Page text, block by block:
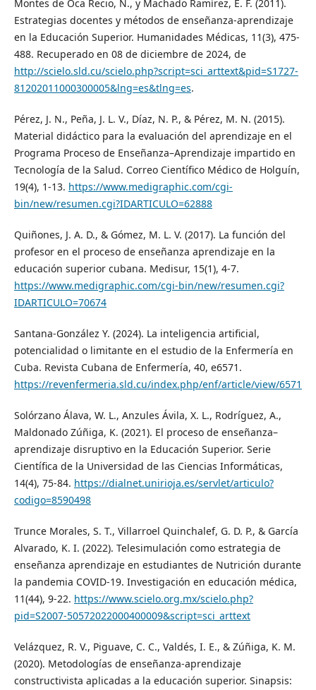
Montes de Oca Recio, N., y Machado Ramírez, E. F. (2011).
Estrategias docentes y métodos de enseñanza-aprendizaje
en la Educación Superior. Humanidades Médicas, 11(3), 475-
488. Recuperado en 08 de diciembre de 2024, de
http://scielo.sld.cu/scielo.php?script=sci_arttext&pid=S1727-
81202011000300005&lng=es&tlng=es.
Pérez, J. N., Peña, J. L. V., Díaz, N. P., & Pérez, M. N. (2015).
Material didáctico para la evaluación del aprendizaje en el
Programa Proceso de Enseñanza–Aprendizaje impartido en
Tecnología de la Salud. Correo Científico Médico de Holguín,
19(4), 1-13. https://www.medigraphic.com/cgi-
bin/new/resumen.cgi?IDARTICULO=62888
Quiñones, J. A. D., & Gómez, M. L. V. (2017). La función del
profesor en el proceso de enseñanza aprendizaje en la
educación superior cubana. Medisur, 15(1), 4-7.
https://www.medigraphic.com/cgi-bin/new/resumen.cgi?
IDARTICULO=70674
Santana-González Y. (2024). La inteligencia artificial,
potencialidad o limitante en el estudio de la Enfermería en
Cuba. Revista Cubana de Enfermería, 40, e6571.
https://revenfermeria.sld.cu/index.php/enf/article/view/6571
Solórzano Álava, W. L., Anzules Ávila, X. L., Rodríguez, A.,
Maldonado Zúñiga, K. (2021). El proceso de enseñanza–
aprendizaje disruptivo en la Educación Superior. Serie
Científica de la Universidad de las Ciencias Informáticas,
14(4), 75-84. https://dialnet.unirioja.es/servlet/articulo?
codigo=8590498
Trunce Morales, S. T., Villarroel Quinchalef, G. D. P., & García
Alvarado, K. I. (2022). Telesimulación como estrategia de
enseñanza aprendizaje en estudiantes de Nutrición durante
la pandemia COVID-19. Investigación en educación médica,
11(44), 9-22. https://www.scielo.org.mx/scielo.php?
pid=S2007-50572022000400009&script=sci_arttext
Velázquez, R. V., Piguave, C. C., Valdés, I. E., & Zúñiga, K. M.
(2020). Metodologías de enseñanza-aprendizaje
constructivista aplicadas a la educación superior. Sinapsis: